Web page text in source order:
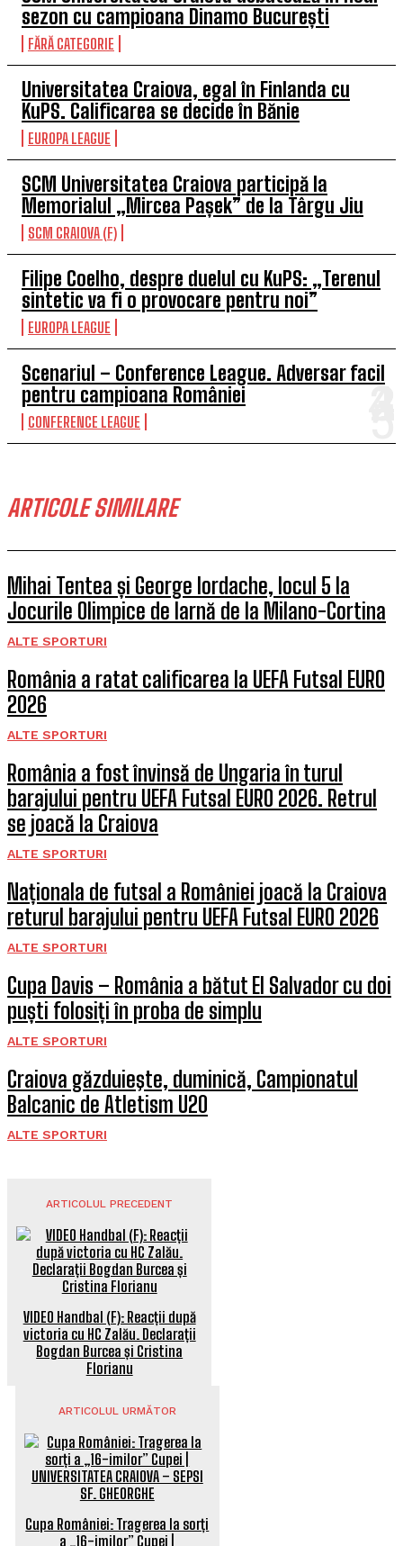
sezon cu campioana Dinamo București
FĂRĂ CATEGORIE
Universitatea Craiova, egal în Finlanda cu
KuPS. Calificarea se decide în Bănie
EUROPA LEAGUE
SCM Universitatea Craiova participă la
Memorialul „Mircea Pașek” de la Târgu Jiu
SCM CRAIOVA (F)
Filipe Coelho, despre duelul cu KuPS: „Terenul
sintetic va fi o provocare pentru noi”
EUROPA LEAGUE
Scenariul – Conference League. Adversar facil
pentru campioana României
CONFERENCE LEAGUE
ARTICOLE SIMILARE
Mihai Tentea și George Iordache, locul 5 la
Jocurile Olimpice de Iarnă de la Milano-Cortina
ALTE SPORTURI
România a ratat calificarea la UEFA Futsal EURO
2026
ALTE SPORTURI
România a fost învinsă de Ungaria în turul
barajului pentru UEFA Futsal EURO 2026. Retrul
se joacă la Craiova
ALTE SPORTURI
Naționala de futsal a României joacă la Craiova
returul barajului pentru UEFA Futsal EURO 2026
ALTE SPORTURI
Cupa Davis – România a bătut El Salvador cu doi
puști folosiți în proba de simplu
ALTE SPORTURI
Craiova găzduieşte, duminică, Campionatul
Balcanic de Atletism U20
ALTE SPORTURI
ARTICOLUL PRECEDENT
VIDEO Handbal (F): Reacții după
victoria cu HC Zalău. Declarații
Bogdan Burcea și Cristina
Florianu
ARTICOLUL URMĂTOR
Cupa României: Tragerea la sorți
a „16-imilor” Cupei |